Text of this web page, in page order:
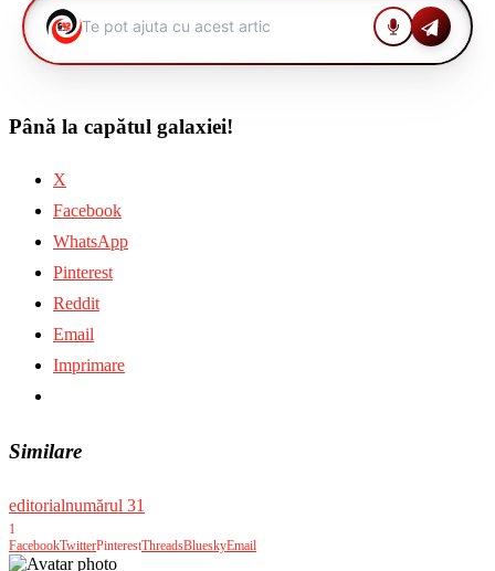
Până la capătul galaxiei!
X
Facebook
WhatsApp
Pinterest
Reddit
Email
Imprimare
Similare
editorialnumărul 31
1
FacebookTwitterPinterestThreadsBlueskyEmail